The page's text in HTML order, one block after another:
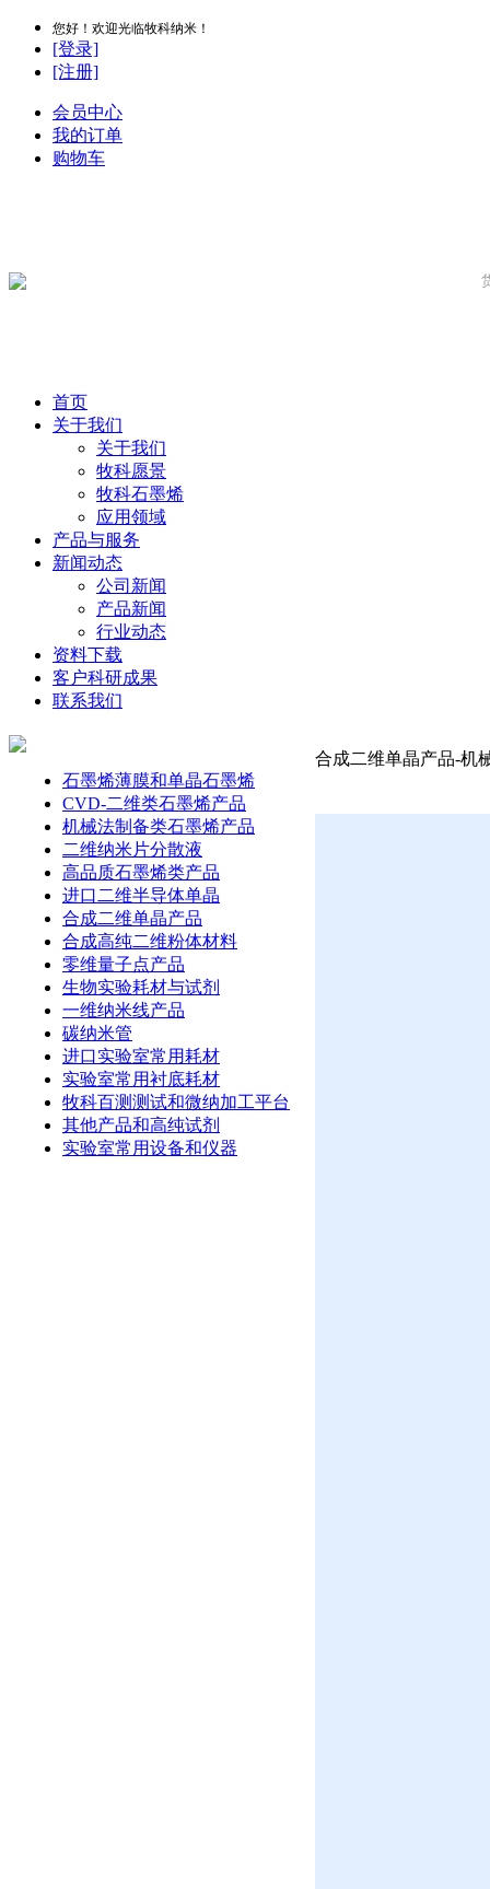
您好！欢迎光临牧科纳米！
[登录]
[注册]
会员中心
我的订单
购物车
首页
关于我们
关于我们
牧科愿景
牧科石墨烯
应用领域
产品与服务
新闻动态
公司新闻
产品新闻
行业动态
资料下载
客户科研成果
联系我们
石墨烯薄膜和单晶石墨烯
CVD-二维类石墨烯产品
机械法制备类石墨烯产品
二维纳米片分散液
高品质石墨烯类产品
进口二维半导体单晶
合成二维单晶产品
合成高纯二维粉体材料
零维量子点产品
生物实验耗材与试剂
一维纳米线产品
碳纳米管
进口实验室常用耗材
实验室常用衬底耗材
牧科百测测试和微纳加工平台
其他产品和高纯试剂
实验室常用设备和仪器
合成二维单晶产品-机